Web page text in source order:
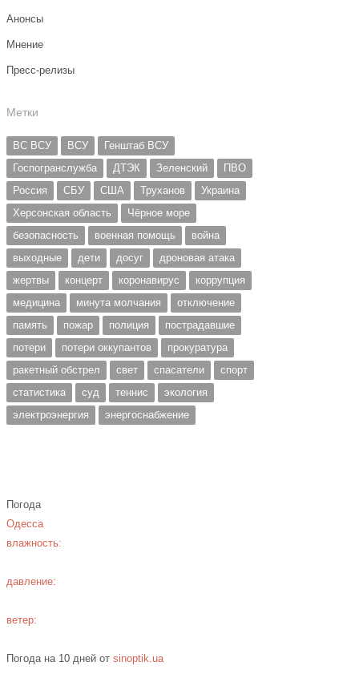
Анонсы
Мнение
Пресс-релизы
Метки
ВС ВСУ ВСУ
Генштаб ВСУ
Госпогранслужба
ДТЭК Зеленский
ПВО
Россия
СБУ США Труханов
Украина
Херсонская область
Чёрное море
безопасность
военная помощь
война
выходные
дети досуг
дроновая атака
жертвы
концерт коронавирус
коррупция
медицина
минута молчания
отключение
память
пожар полиция
пострадавшие
потери
потери оккупантов
прокуратура
ракетный обстрел
свет спасатели
спорт
статистика
суд теннис
экология
электроэнергия
энергоснабжение
Погода
Одесса
влажность:
давление:
ветер:
Погода на 10 дней отsinoptik.ua